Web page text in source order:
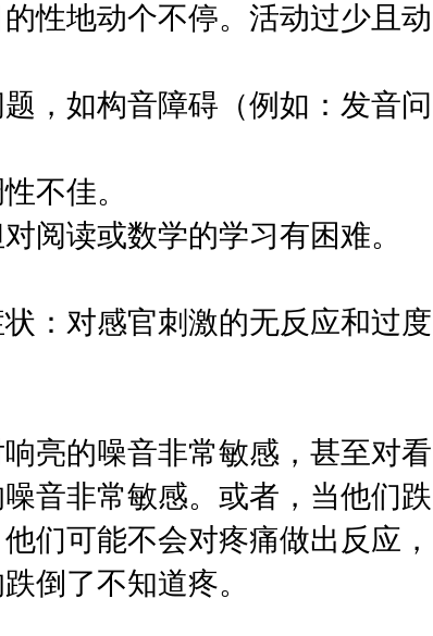
性地动个不停。活动过少且动
，如构音障碍（例如：发音问
不佳。
阅读或数学的学习有困难。
：对感官刺激的无反应和过度
亮的噪音非常敏感，甚至对看
音非常敏感。或者，当他们跌
们可能不会对疼痛做出反应，
倒了不知道疼。